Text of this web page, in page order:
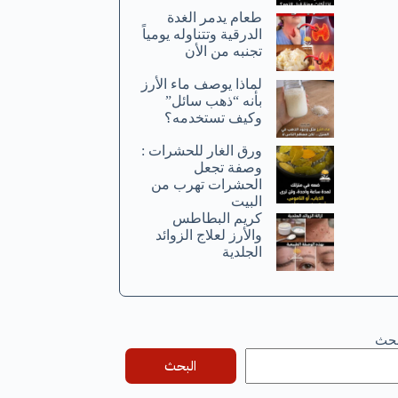
طعام يدمر الغدة
الدرقية وتتناوله يومياً
تجنبه من الأن
لماذا يوصف ماء الأرز
بأنه “ذهب سائل”
وكيف تستخدمه؟
ورق الغار للحشرات :
وصفة تجعل
الحشرات تهرب من
البيت
كريم البطاطس
والأرز لعلاج الزوائد
الجلدية
البحث